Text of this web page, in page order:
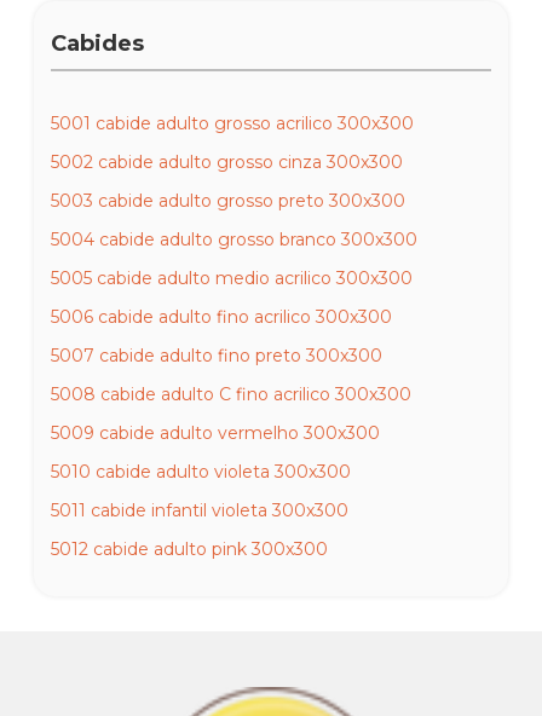
Cabides
5001 cabide adulto grosso acrilico 300x300
5002 cabide adulto grosso cinza 300x300
5003 cabide adulto grosso preto 300x300
5004 cabide adulto grosso branco 300x300
5005 cabide adulto medio acrilico 300x300
5006 cabide adulto fino acrilico 300x300
5007 cabide adulto fino preto 300x300
5008 cabide adulto C fino acrilico 300x300
5009 cabide adulto vermelho 300x300
5010 cabide adulto violeta 300x300
5011 cabide infantil violeta 300x300
5012 cabide adulto pink 300x300
5016 cabide adulto fixo fino cavado cinza 300x300